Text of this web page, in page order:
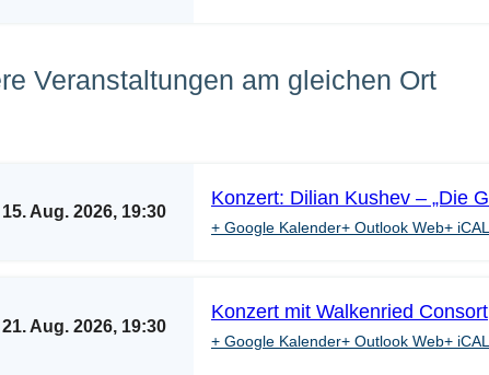
Veranstaltungen am gleichen Ort
15. Aug. 2026, 19:30
Konzert: Dilian Kushev – „Die
+ Google Kalender+ Outlook Web+ iCAL
21. Aug. 2026, 19:30
Konzert mit Walkenried Consort
+ Google Kalender+ Outlook Web+ iCAL